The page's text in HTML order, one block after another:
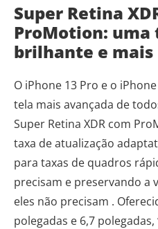
Super Retina
ProMotion: uma
brilhante e mais
O iPhone 13 Pro e o
tela mais avançada de
Super Retina XDR com
taxa de atualização
para taxas de quadros
precisam e preservando a
eles não precisam .
polegadas e 6,7 polegadas,